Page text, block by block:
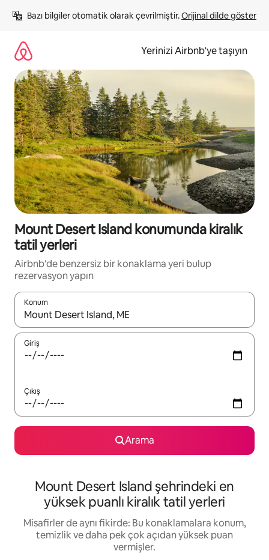
atla
Bazı bilgiler otomatik olarak çevrilmiştir. Orijinal dilde göster
Yerinizi Airbnb'ye taşıyın
Mount Desert Island konumunda kiralık
tatil yerleri
Airbnb'de benzersiz bir konaklama yeri bulup
rezervasyon yapın
Konum
Sonuçlar kullanılabilir olduğunda yukarı ve aşağı oklarıyla
Giriş
Çıkış
Arama
Mount Desert Island şehrindeki en
yüksek puanlı kiralık tatil yerleri
Misafirler de aynı fikirde: Bu konaklamalara konum,
temizlik ve daha pek çok açıdan yüksek puan
vermişler.